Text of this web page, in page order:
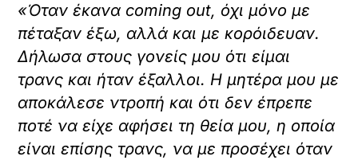
«Όταν έκανα coming out, όχι μόνο με
πέταξαν έξω, αλλά και με κορόιδευαν.
Δήλωσα στους γονείς μου ότι είμαι
τρανς και ήταν έξαλλοι. Η μητέρα μου με
αποκάλεσε ντροπή και ότι δεν έπρεπε
ποτέ να είχε αφήσει τη θεία μου, η οποία
είναι επίσης τρανς, να με προσέχει όταν